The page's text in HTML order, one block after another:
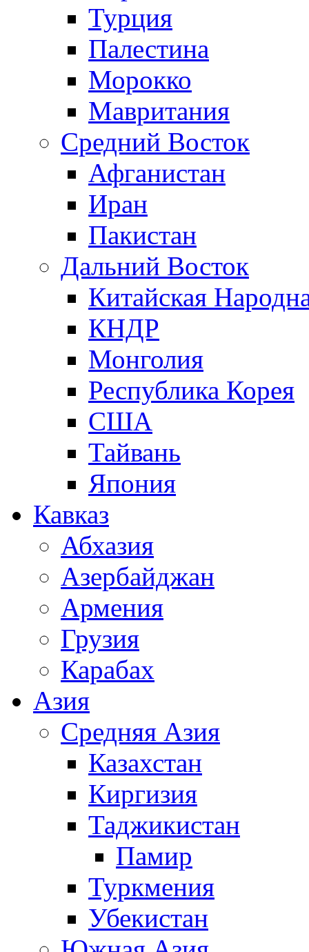
Турция
Палестина
Морокко
Мавритания
Средний Восток
Афганистан
Иран
Пакистан
Дальний Восток
Китайская
КНДР
Монголия
Республика Корея
США
Тайвань
Япония
Кавказ
Абхазия
Азербайджан
Армения
Грузия
Карабах
Азия
Средняя Азия
Казахстан
Киргизия
Таджикистан
Памир
Туркмения
Убекистан